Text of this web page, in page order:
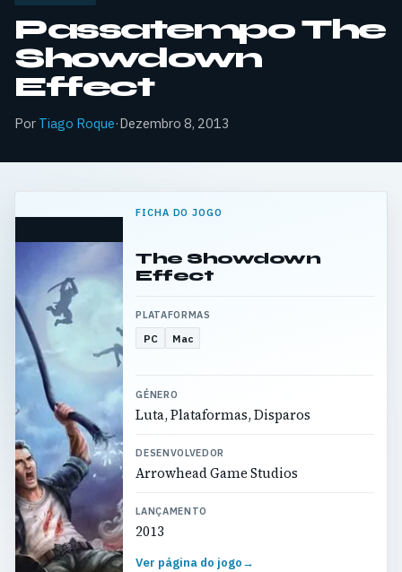
Passatempo The
Showdown
Effect
Por Tiago Roque·Dezembro 8, 2013
FICHA DO JOGO
The Showdown
Effect
PLATAFORMAS
PC Mac
GÉNERO
Luta, Plataformas, Disparos
DESENVOLVEDOR
Arrowhead Game Studios
LANÇAMENTO
2013
Ver página do jogo→